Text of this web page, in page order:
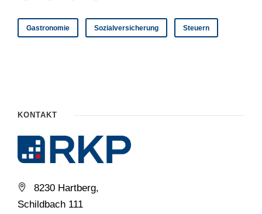
Gastronomie Sozialversicherung Steuern
KONTAKT
8230 Hartberg,
Schildbach 111